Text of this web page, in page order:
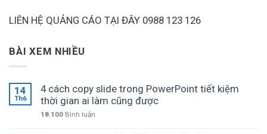
LIÊN HỆ QUẢNG CÁO TẠI ĐÂY 0988 123 126
BÀI XEM NHIỀU
14
Th6
4 cách copy slide trong PowerPoint tiết kiệm
thời gian ai làm cũng được
18.100 Bình luận